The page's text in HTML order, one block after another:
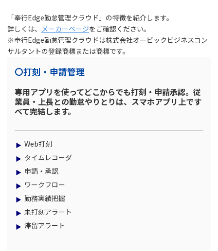
「奉行Edge勤怠管理クラウド」の特徴を紹介します。
詳しくは、 メーカーページをご確認ください。
※奉行Edge勤怠管理クラウドは株式会社オービックビジネスコン
サルタントの登録商標または商標です。
〇打刻・申請管理
専用アプリを使ってどこからでも打刻・申請承認。従
業員・上長との勤怠やりとりは、スマホアプリ上です
べて完結します。
Web打刻
タイムレコーダ
申請・承認
ワークフロー
勤務実績把握
未打刻アラート
滞留アラート